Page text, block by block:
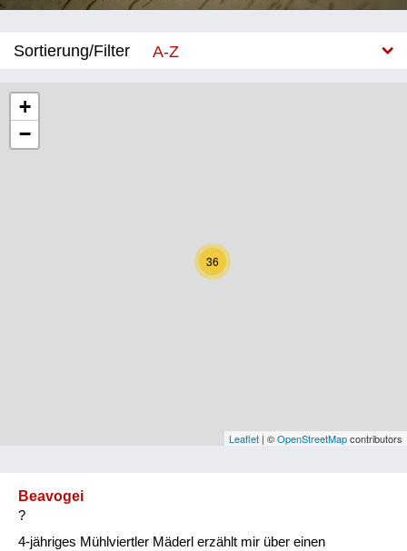
Sortierung/Filter
A-Z
Niederösterreich
Oberösterreich
Vorarlberg
36
+
−
Leaflet | ©OpenStreetMapcontributors
Beavogei
?
4-jähriges Mühlviertler Mäderl erzählt mir über einen